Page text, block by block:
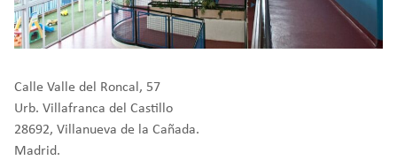
Calle Valle del Roncal, 57
Urb. Villafranca del Castillo
28692, Villanueva de la Cañada.
Madrid.